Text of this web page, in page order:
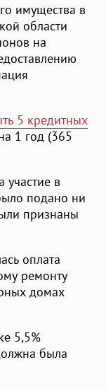
имущества в
области
на
5 кредитных
1 год (365
участие в
подано ни
признаны
оплата
ремонту
домах
5,5%
была